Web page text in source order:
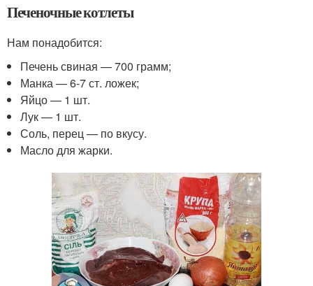
Печеночные котлеты
Нам понадобится:
Печень свиная — 700 грамм;
Манка — 6-7 ст. ложек;
Яйцо — 1 шт.
Лук — 1 шт.
Соль, перец — по вкусу.
Масло для жарки.